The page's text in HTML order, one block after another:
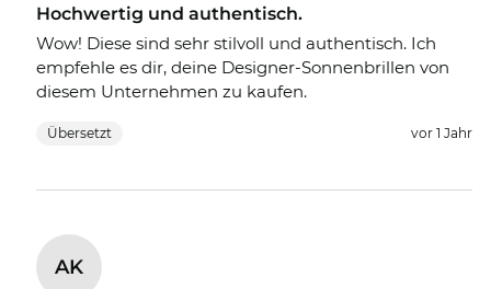
Hochwertig und authentisch.
Wow! Diese sind sehr stilvoll und authentisch. Ich
empfehle es dir, deine Designer-Sonnenbrillen von
diesem Unternehmen zu kaufen.
Übersetzt vor 1 Jahr
AK